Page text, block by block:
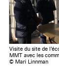
Visite du site de
MMT avec les
© Mari Linnman